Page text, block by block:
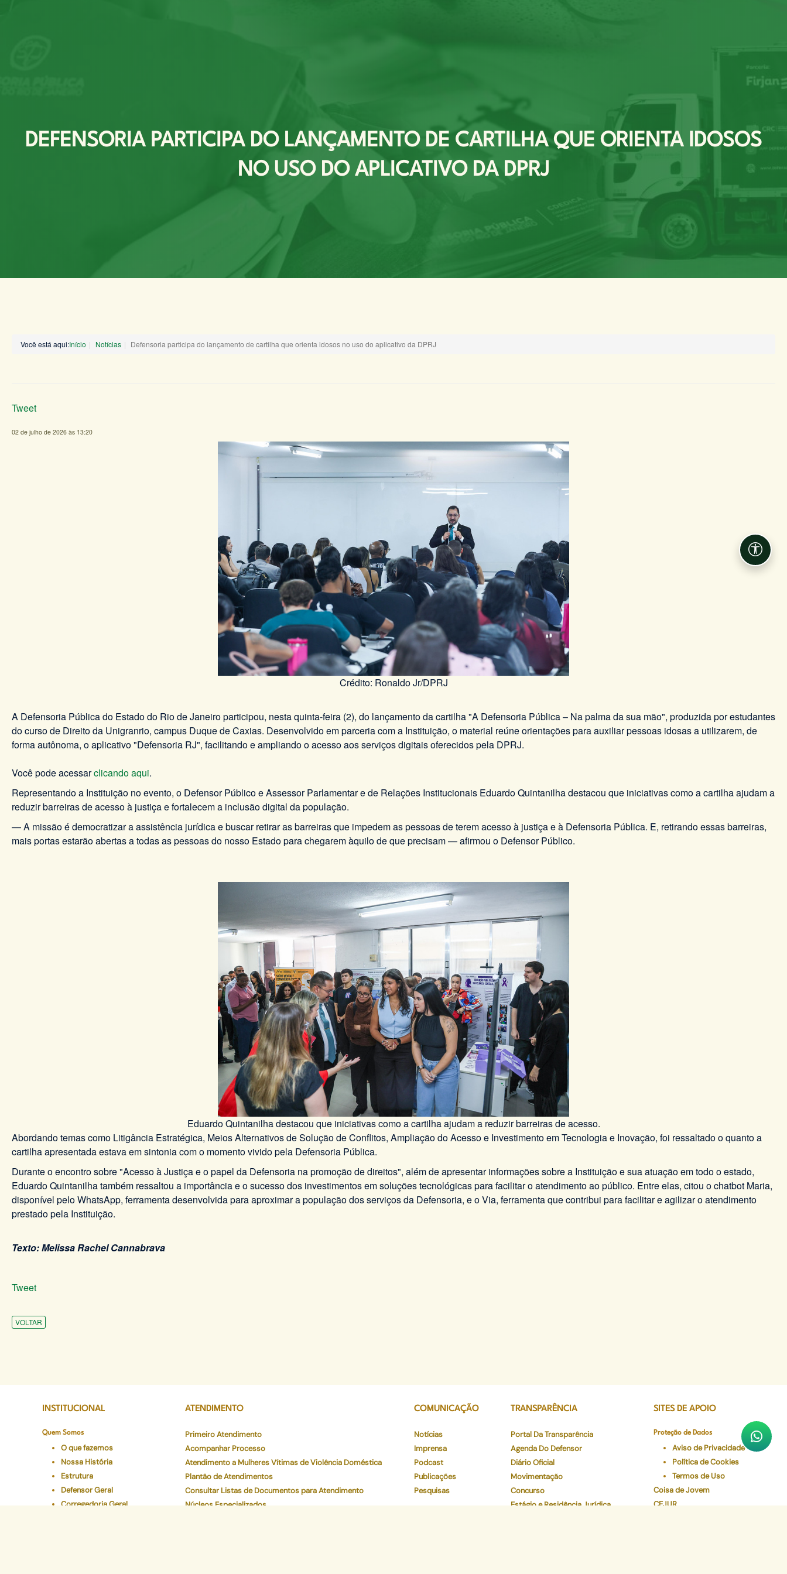
DEFENSORIA PARTICIPA DO LANÇAMENTO DE CARTILHA QUE ORIENTA IDOSOS
NO USO DO APLICATIVO DA DPRJ
Você está aqui:Início Notícias Defensoria participa do lançamento de cartilha que orienta idosos no uso do aplicativo da DPRJ
Tweet
02 de julho de 2026 às 13:20
Crédito: Ronaldo Jr/DPRJ
A Defensoria Pública do Estado do Rio de Janeiro participou, nesta quinta-feira (2), do lançamento da cartilha "A Defensoria Pública – Na palma da sua mão", produzida por estudantes
do curso de Direito da Unigranrio, campus Duque de Caxias. Desenvolvido em parceria com a Instituição, o material reúne orientações para auxiliar pessoas idosas a utilizarem, de
forma autônoma, o aplicativo "Defensoria RJ", facilitando e ampliando o acesso aos serviços digitais oferecidos pela DPRJ.
Você pode acessarclicando aqui.
Representando a Instituição no evento, o Defensor Público e Assessor Parlamentar e de Relações Institucionais Eduardo Quintanilha destacou que iniciativas como a cartilha ajudam a
reduzir barreiras de acesso à justiça e fortalecem a inclusão digital da população.
— A missão é democratizar a assistência jurídica e buscar retirar as barreiras que impedem as pessoas de terem acesso à justiça e à Defensoria Pública. E, retirando essas barreiras,
mais portas estarão abertas a todas as pessoas do nosso Estado para chegarem àquilo de que precisam — afirmou o Defensor Público.
Eduardo Quintanilha destacou que iniciativas como a cartilha ajudam a reduzir barreiras de acesso.
Abordando temas como Litigância Estratégica, Meios Alternativos de Solução de Conflitos, Ampliação do Acesso e Investimento em Tecnologia e Inovação, foi ressaltado o quanto a
cartilha apresentada estava em sintonia com o momento vivido pela Defensoria Pública.
Durante o encontro sobre "Acesso à Justiça e o papel da Defensoria na promoção de direitos", além de apresentar informações sobre a Instituição e sua atuação em todo o estado,
Eduardo Quintanilha também ressaltou a importância e o sucesso dos investimentos em soluções tecnológicas para facilitar o atendimento ao público. Entre elas, citou o chatbot Maria,
disponível pelo WhatsApp, ferramenta desenvolvida para aproximar a população dos serviços da Defensoria, e o Via, ferramenta que contribui para facilitar e agilizar o atendimento
prestado pela Instituição.
Texto: Melissa Rachel Cannabrava
Tweet
VOLTAR
INSTITUCIONAL
Quem Somos
O que fazemos
Nossa História
Estrutura
Defensor Geral
Corregedoria Geral
ATENDIMENTO
Primeiro Atendimento
Acompanhar Processo
Atendimento a Mulheres Vítimas de Violência Doméstica
Plantão de Atendimentos
Consultar Listas de Documentos para Atendimento
Núcleos Especializados
COMUNICAÇÃO
Notícias
Imprensa
Podcast
Publicações
Pesquisas
TRANSPARÊNCIA
Portal Da Transparência
Agenda Do Defensor
Diário Oficial
Movimentação
Concurso
Estágio e Residência Jurídica
SITES DE APOIO
Proteção de Dados
Aviso de Privacidade
Política de Cookies
Termos de Uso
Coisa de Jovem
CEJUR